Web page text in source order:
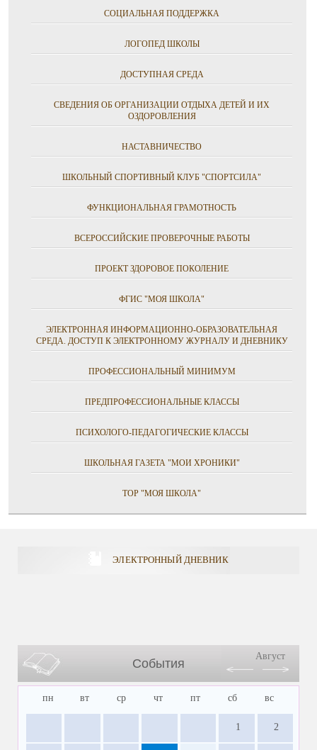
СОЦИАЛЬНАЯ ПОДДЕРЖКА
ЛОГОПЕД ШКОЛЫ
ДОСТУПНАЯ СРЕДА
СВЕДЕНИЯ ОБ ОРГАНИЗАЦИИ ОТДЫХА ДЕТЕЙ И ИХ
ОЗДОРОВЛЕНИЯ
НАСТАВНИЧЕСТВО
ШКОЛЬНЫЙ СПОРТИВНЫЙ КЛУБ "СПОРТСИЛА"
ФУНКЦИОНАЛЬНАЯ ГРАМОТНОСТЬ
ВСЕРОССИЙСКИЕ ПРОВЕРОЧНЫЕ РАБОТЫ
ПРОЕКТ ЗДОРОВОЕ ПОКОЛЕНИЕ
ФГИС "МОЯ ШКОЛА"
ЭЛЕКТРОННАЯ ИНФОРМАЦИОННО-ОБРАЗОВАТЕЛЬНАЯ
СРЕДА. ДОСТУП К ЭЛЕКТРОННОМУ ЖУРНАЛУ И ДНЕВНИКУ
ПРОФЕССИОНАЛЬНЫЙ МИНИМУМ
ПРЕДПРОФЕССИОНАЛЬНЫЕ КЛАССЫ
ПСИХОЛОГО-ПЕДАГОГИЧЕСКИЕ КЛАССЫ
ШКОЛЬНАЯ ГАЗЕТА "МОИ ХРОНИКИ"
ТОР "МОЯ ШКОЛА"
ЭЛЕКТРОННЫЙ ДНЕВНИК
События
Август
пн вт ср чт пт сб вс
1 2